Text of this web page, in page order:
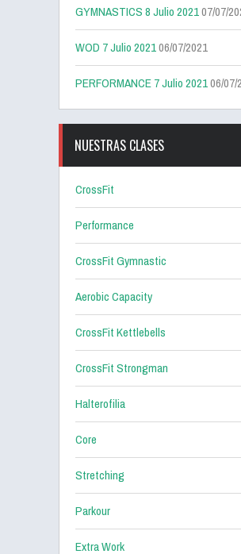
GYMNASTICS 8 Julio 202107/07/
WOD 7 Julio 202106/07/2021
PERFORMANCE 7 Julio 202106/07/
NUESTRAS CLASES
CrossFit
Performance
CrossFit Gymnastic
Aerobic Capacity
CrossFit Kettlebells
CrossFit Strongman
Halterofilia
Core
Stretching
Parkour
Extra Work